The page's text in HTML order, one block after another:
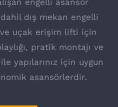
engelli asansör
dış mekan engelli
uçak erişim lifti için
pratik montajı ve
yapılarınız için uygun
asansörlerdir.